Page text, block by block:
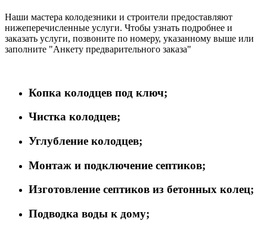
Наши мастера колодезники и строители предоставляют
нижеперечисленные услуги. Чтобы узнать подробнее и
заказать услуги, позвоните по номеру, указанному выше или
заполните "Анкету предварительного заказа"
Копка колодцев под ключ;
Чистка колодцев;
Углубление колодцев;
Монтаж и подключение септиков;
Изготовление септиков из бетонных колец;
Подводка воды к дому;